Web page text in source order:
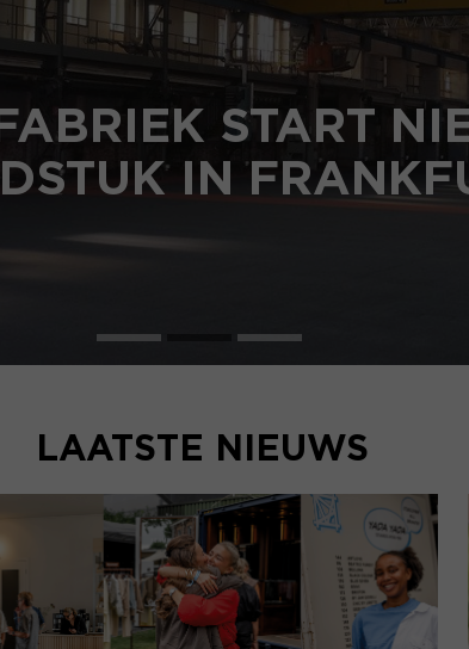
ZOMER
LAATSTE NIEUWS